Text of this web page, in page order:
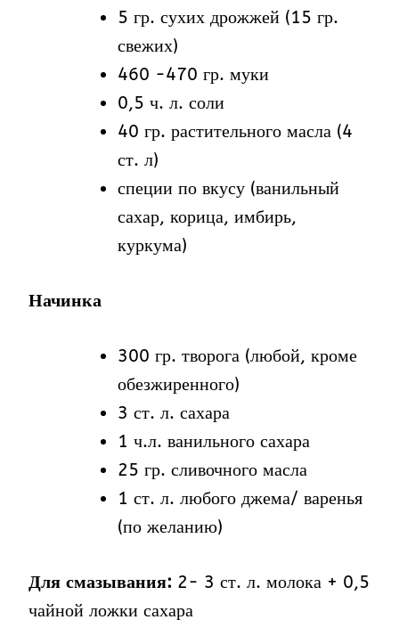
5 гр. сухих дрожжей (15 гр.
свежих)
460 -470 гр. муки
0,5 ч. л. соли
40 гр. растительного масла (4
ст. л)
специи по вкусу (ванильный
сахар, корица, имбирь,
куркума)
Начинка
300 гр. творога (любой, кроме
обезжиренного)
3 ст. л. сахара
1 ч.л. ванильного сахара
25 гр. сливочного масла
1 ст. л. любого джема/ варенья
(по желанию)
Для смазывания: 2- 3 ст. л. молока + 0,5
чайной ложки сахара